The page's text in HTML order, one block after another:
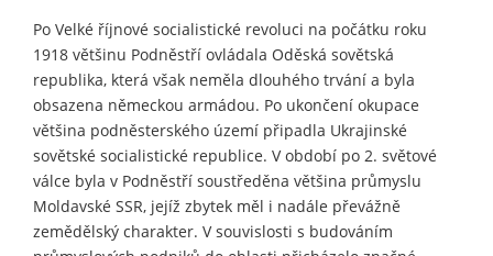
Po Velké říjnové socialistické revoluci na počátku roku
1918 většinu Podněstří ovládala Oděská sovětská
republika, která však neměla dlouhého trvání a byla
obsazena německou armádou. Po ukončení okupace
většina podněsterského území připadla Ukrajinské
sovětské socialistické republice. V období po 2. světové
válce byla v Podněstří soustředěna většina průmyslu
Moldavské SSR, jejíž zbytek měl i nadále převážně
zemědělský charakter. V souvislosti s budováním